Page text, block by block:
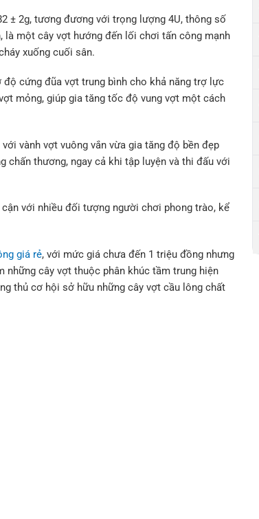
± 2g, tương đương với trọng lượng 4U, thông số
là một cây vợt hướng đến lối chơi tấn công mạnh
xuống cuối sân.
cứng đũa vợt trung bình cho khả năng trợ lực
mỏng, giúp gia tăng tốc độ vung vợt một cách
vành vợt vuông vắn vừa gia tăng độ bền đẹp
chấn thương, ngay cả khi tập luyện và thi đấu với
với nhiều đối tượng người chơi phong trào, kể
giá rẻ, với mức giá chưa đến 1 triệu đồng nhưng
những cây vợt thuộc phân khúc tầm trung hiện
thủ cơ hội sở hữu những cây vợt cầu lông chất